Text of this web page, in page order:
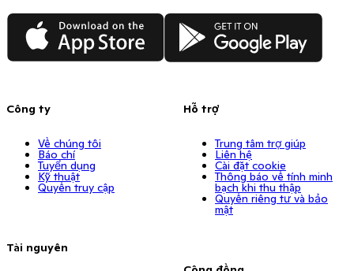
App Store Google Play
Công ty
Về chúng tôi
Báo chí
Tuyển dụng
Kỹ thuật
Quyền truy cập
Tài nguyên
Hỗ trợ
Trung tâm trợ giúp
Liên hệ
Cài đặt cookie
Thông báo về tính minh
bạch khi thu thập
Quyền riêng tư và bảo
mật